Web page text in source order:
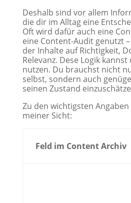
Deshalb sind vor allem
die dir im Alltag eine
Oft wird dafür auch eine
eine Content-Audit genutzt
der Inhalte auf Richtigkeit,
Relevanz. Dese Logik
nutzen. Du brauchst nicht
selbst, sondern auch
seinen Zustand
Zu den wichtigsten
meiner Sicht:
Feld im Content Archiv